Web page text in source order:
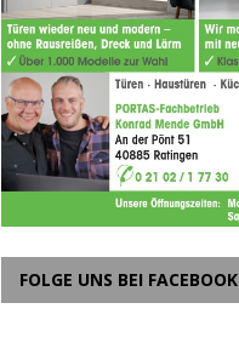
FOLGE UNS BEI FACEBOOK